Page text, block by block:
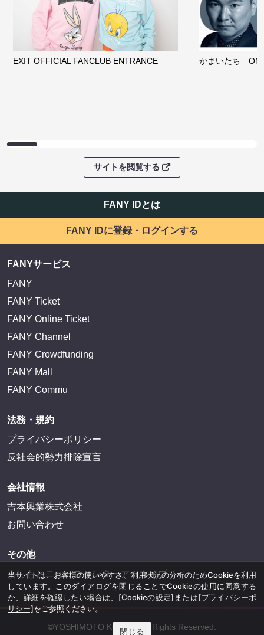
EXIT OFFICIAL FANCLUB ENTRANCE かまいたち
サイトを閲覧する
FANY IDとは
FANY IDに登録・ログインする
FANYサービス
FANY
FANY Ticket
FANY Online Ticket
FANY Channel
FANY Crowdfunding
FANY Mall
FANY Commu
法務・規約
プライバシーポリシー
反社会的勢力排除宣言
会社情報
吉本興業株式会社
お問い合わせ
その他
よしもとニュースセンターアーカイブ
©YOSHIMOTO KOGYO, All Rights Reserved.
当サイトは、お客様の使いやすさ、利用状況の分析のためCookieを利用
しています。このダイアログを閉じることでCookieの使用に同意する
か、詳細を確認したい場合は、 [Cookieの設定] または[プライバシーポ
リシー]をご参照ください。
閉じる